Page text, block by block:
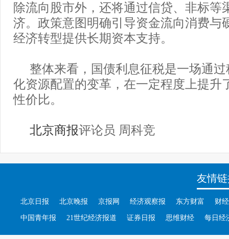
除流向股市外，还将通过信贷、非标等
济。政策意图明确引导资金流向消费与
经济转型提供长期资本支持。
整体来看，国债利息征税是一场通
化资源配置的变革，在一定程度上提升
性价比。
北京商报评论员 周科竞
友情
北京日报 北京晚报 京报网 经济观察报 东方财富 财
中国青年报 21世纪经济报道 证券日报 思维财经 每日经